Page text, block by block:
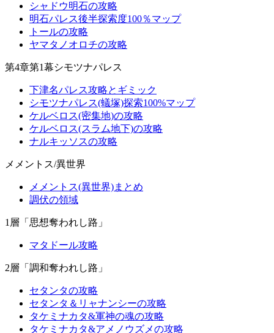
シャドウ明石の攻略
明石パレス後半探索度100％マップ
トールの攻略
ヤマタノオロチの攻略
第4章第1幕シモツナパレス
下津名パレス攻略とギミック
シモツナパレス(蟻塚)探索100%マップ
ケルベロス(密集地)の攻略
ケルベロス(スラム地下)の攻略
ナルキッソスの攻略
メメントス/異世界
メメントス(異世界)まとめ
調伏の領域
1層「思想奪われし路」
マタドール攻略
2層「調和奪われし路」
セタンタの攻略
セタンタ＆リャナンシーの攻略
タケミナカタ&軍神の魂の攻略
タケミナカタ&アメノウズメの攻略